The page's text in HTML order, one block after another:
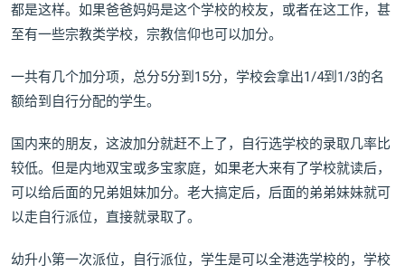
都是这样。如果爸爸妈妈是这个学校的校友，或者在这工作，甚
至有一些宗教类学校，宗教信仰也可以加分。
一共有几个加分项，总分5分到15分，学校会拿出1/4到1/3的名
额给到自行分配的学生。
国内来的朋友，这波加分就赶不上了，自行选学校的录取几率比
较低。但是内地双宝或多宝家庭，如果老大来有了学校就读后，
可以给后面的兄弟姐妹加分。老大搞定后，后面的弟弟妹妹就可
以走自行派位，直接就录取了。
幼升小第一次派位，自行派位，学生是可以全港选学校的，学校